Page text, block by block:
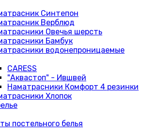
Синтепон
Верблюд
Овечья шерсть
Бамбук
водонепроницаемые
CARESS
"Аквастоп" - Ившвей
Наматрасники Комфорт 4 резинки
Хлопок
постельного белья